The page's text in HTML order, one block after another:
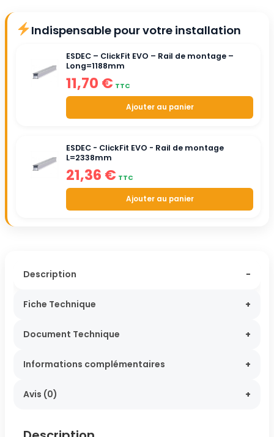
Indispensable pour votre installation
ESDEC – ClickFit EVO – Rail de montage –
Long=1188mm
11,70 € TTC
Ajouter au panier
ESDEC - ClickFit EVO - Rail de montage
L=2338mm
21,36 € TTC
Ajouter au panier
Description
Fiche Technique
Document Technique
Informations complémentaires
Avis (0)